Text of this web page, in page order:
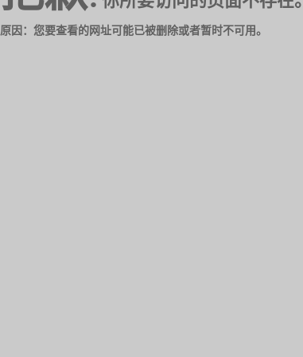
原因：您要查看的网址可能已被删除或者暂时不可用。